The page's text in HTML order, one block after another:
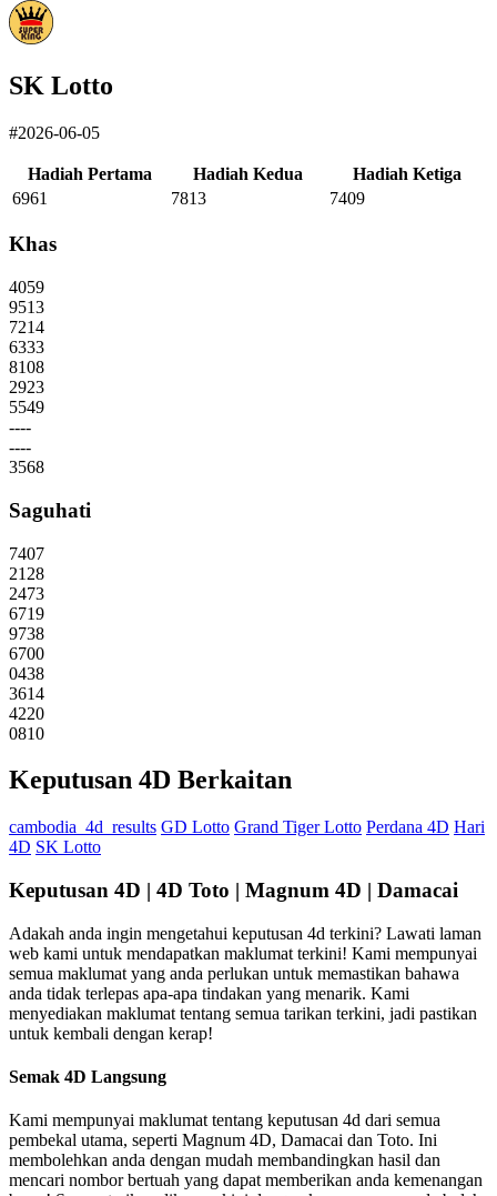
SK Lotto
#2026-06-05
Hadiah Pertama Hadiah Kedua
Hadiah Ketiga
6961
7813 7409
Khas
4059
9513
7214
6333
8108
2923
5549
----
----
3568
Saguhati
7407
2128
2473
6719
9738
6700
0438
3614
4220
0810
Keputusan 4D Berkaitan
cambodia_4d_results GD Lotto Grand Tiger Lotto Perdana 4D Hari
4D SK Lotto
Keputusan 4D | 4D Toto | Magnum 4D | Damacai
Adakah anda ingin mengetahui keputusan 4d terkini? Lawati laman
web kami untuk mendapatkan maklumat terkini! Kami mempunyai
semua maklumat yang anda perlukan untuk memastikan bahawa
anda tidak terlepas apa-apa tindakan yang menarik. Kami
menyediakan maklumat tentang semua tarikan terkini, jadi pastikan
untuk kembali dengan kerap!
Semak 4D Langsung
Kami mempunyai maklumat tentang keputusan 4d dari semua
pembekal utama, seperti Magnum 4D, Damacai dan Toto. Ini
membolehkan anda dengan mudah membandingkan hasil dan
mencari nombor bertuah yang dapat memberikan anda kemenangan